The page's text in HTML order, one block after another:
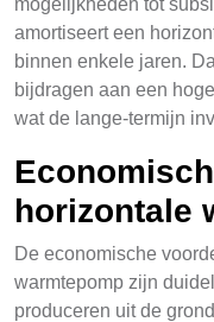
mogelijkheden tot
amortiseert een
binnen enkele jaren.
bijdragen aan een
wat de lange-termijn
horizontale
De economische
warmtepomp zijn
produceren uit de